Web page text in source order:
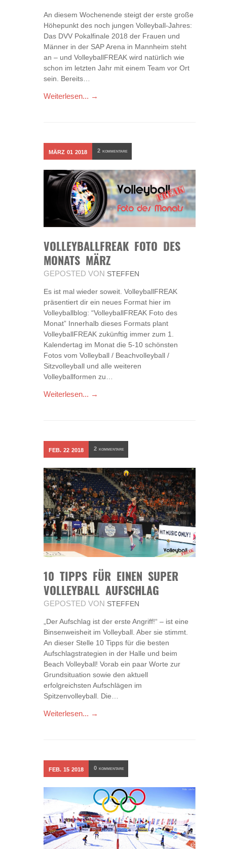
An diesem Wochenende steigt der erste große
Höhepunkt des noch jungen Volleyball-Jahres:
Das DVV Pokalfinale 2018 der Frauen und
Männer in der SAP Arena in Mannheim steht
an – und VolleyballFREAK wird natürlich wie
schon im letzten Jahr mit einem Team vor Ort
sein. Bereits…
Weiterlesen... →
MÄRZ 01 2018 2 KOMMENTARE
VOLLEYBALLFREAK FOTO DES
MONATS MÄRZ
GEPOSTED VON STEFFEN
Es ist mal wieder soweit. VolleyballFREAK
präsentiert dir ein neues Format hier im
Volleyballblog: “VolleyballFREAK Foto des
Monat” Innerhalb dieses Formats plant
VolleyballFREAK zukünftig immer zum 1.
Kalendertag im Monat die 5-10 schönsten
Fotos vom Volleyball / Beachvolleyball /
Sitzvolleyball und alle weiteren
Volleyballformen zu…
Weiterlesen... →
FEB. 22 2018 2 KOMMENTARE
10 TIPPS FÜR EINEN SUPER
VOLLEYBALL AUFSCHLAG
GEPOSTED VON STEFFEN
„Der Aufschlag ist der erste Angriff!“ – ist eine
Binsenweisheit im Volleyball. Aber sie stimmt.
An dieser Stelle 10 Tipps für die besten
Aufschlagstrategien in der Halle und beim
Beach Volleyball! Vorab ein paar Worte zur
Grundsituation sowie den aktuell
erfolgreichsten Aufschlägen im
Spitzenvolleyball. Die…
Weiterlesen... →
FEB. 15 2018 0 KOMMENTARE